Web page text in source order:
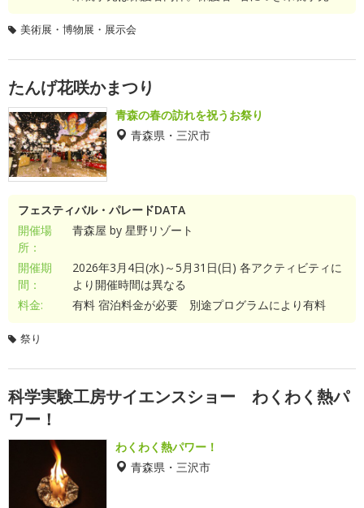
美術展・博物展・展示会
たんげ花咲かまつり
青森の春の訪れを祝うお祭り
青森県・三沢市
フェスティバル・パレードDATA
開催場
所：
青森屋 by 星野リゾート
開催期
間：
2026年3月4日(水)～5月31日(日) 各アクティビティに
より開催時間は異なる
料金:
有料 宿泊料金が必要 別途プログラムにより有料
祭り
科学実験工房サイエンスショー わくわく熱パ
ワー！
わくわく熱パワー！
青森県・三沢市